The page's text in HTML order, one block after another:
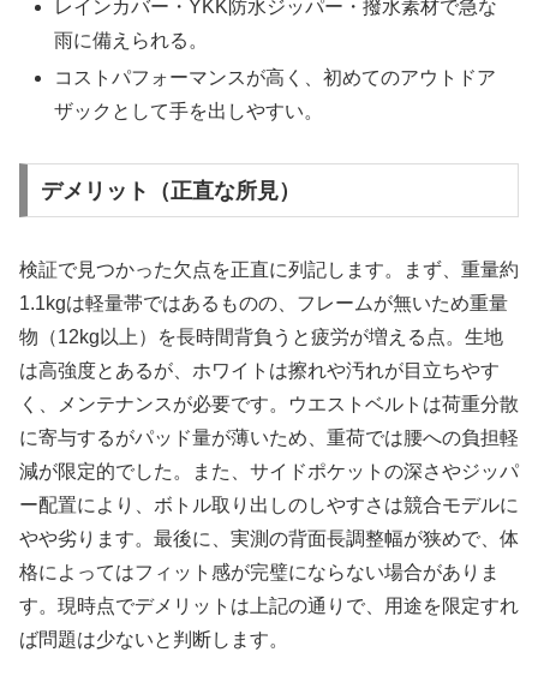
レインカバー・YKK防水ジッパー・撥水素材で急な
雨に備えられる。
コストパフォーマンスが高く、初めてのアウトドア
ザックとして手を出しやすい。
デメリット（正直な所見）
検証で見つかった欠点を正直に列記します。まず、重量約
1.1kgは軽量帯ではあるものの、フレームが無いため重量
物（12kg以上）を長時間背負うと疲労が増える点。生地
は高強度とあるが、ホワイトは擦れや汚れが目立ちやす
く、メンテナンスが必要です。ウエストベルトは荷重分散
に寄与するがパッド量が薄いため、重荷では腰への負担軽
減が限定的でした。また、サイドポケットの深さやジッパ
ー配置により、ボトル取り出しのしやすさは競合モデルに
やや劣ります。最後に、実測の背面長調整幅が狭めで、体
格によってはフィット感が完璧にならない場合がありま
す。現時点でデメリットは上記の通りで、用途を限定すれ
ば問題は少ないと判断します。